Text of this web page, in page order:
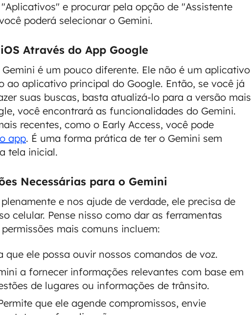
e procurar pela opção de "Assistente
poderá selecionar o Gemini.
Através do App Google
é um pouco diferente. Ele não é um aplicativo
ao aplicativo principal do Google. Então, se você já
suas buscas, basta atualizá-lo para a versão mais
você encontrará as funcionalidades do Gemini.
recentes, como o Early Access, você pode
app. É uma forma prática de ter o Gemini sem
tela inicial.
Necessárias para o Gemini
e nos ajude de verdade, ele precisa de
celular. Pense nisso como dar as ferramentas
mais comuns incluem:
que ele possa ouvir nossos comandos de voz.
a fornecer informações relevantes com base em
de lugares ou informações de trânsito.
que ele agende compromissos, envie